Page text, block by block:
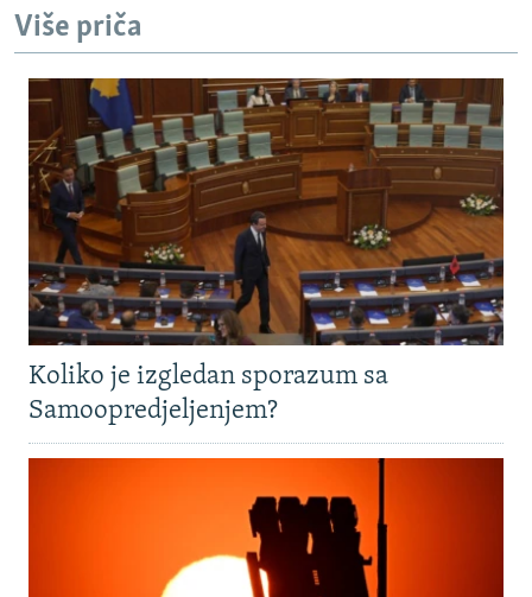
Više priča
Koliko je izgledan sporazum sa
Samoopredjeljenjem?